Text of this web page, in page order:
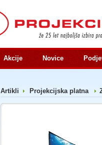
Akcije Novice
Artikli Projekcijska platna